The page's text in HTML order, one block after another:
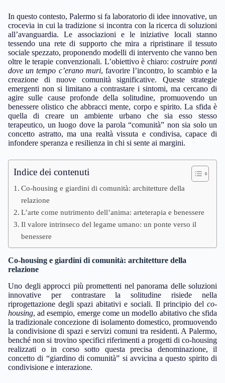
In questo contesto, Palermo si fa laboratorio di idee innovative, un
crocevia in cui la tradizione si incontra con la ricerca di soluzioni
all’avanguardia. Le associazioni e le iniziative locali stanno
tessendo una rete di supporto che mira a ripristinare il tessuto
sociale spezzato, proponendo modelli di intervento che vanno ben
oltre le terapie convenzionali. L’obiettivo è chiaro:costruire ponti
dove un tempo c’erano muri, favorire l’incontro, lo scambio e la
creazione di nuove comunità significative. Queste strategie
emergenti non si limitano a contrastare i sintomi, ma cercano di
agire sulle cause profonde della solitudine, promuovendo un
benessere olistico che abbracci mente, corpo e spirito. La sfida è
quella di creare un ambiente urbano che sia esso stesso
terapeutico, un luogo dove la parola “comunità” non sia solo un
concetto astratto, ma una realtà vissuta e condivisa, capace di
infondere speranza e resilienza in chi si sente ai margini.
Indice dei contenuti
Co-housing e giardini di comunità: architetture della
relazione
L’arte come nutrimento dell’anima: arteterapia e benessere
Il valore intrinseco del legame umano: un ponte verso il
benessere
Co-housing e giardini di comunità: architetture della
relazione
Uno degli approcci più promettenti nel panorama delle soluzioni
innovative per contrastare la solitudine risiede nella
riprogettazione degli spazi abitativi e sociali. Il principio del co-
housing, ad esempio, emerge come un modello abitativo che sfida
la tradizionale concezione di isolamento domestico, promuovendo
la condivisione di spazi e servizi comuni tra residenti. A Palermo,
benché non si trovino specifici riferimenti a progetti di co-housing
realizzati o in corso sotto questa precisa denominazione, il
concetto di “giardino di comunità” si avvicina a questo spirito di
condivisione e interazione.